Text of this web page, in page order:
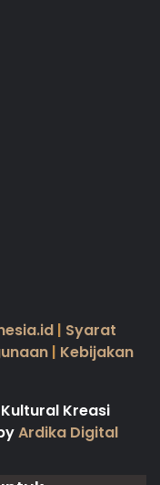
| Syarat
| Kebijakan
Kultural Kreasi
Ardika Digital